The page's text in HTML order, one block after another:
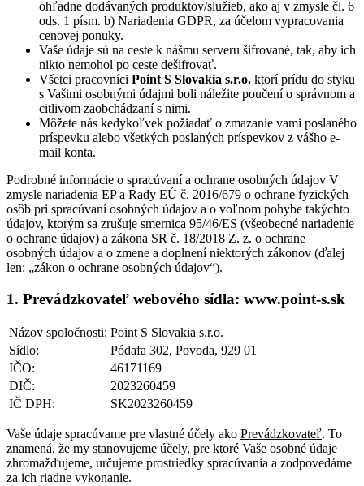
ohľadne dodávaných produktov/služieb, ako aj v zmysle čl. 6
ods. 1 písm. b) Nariadenia GDPR, za účelom vypracovania
cenovej ponuky.
Vaše údaje sú na ceste k nášmu serveru šifrované, tak, aby ich
nikto nemohol po ceste dešifrovať.
Všetci pracovníci Point S Slovakia s.r.o. ktorí prídu do styku
s Vašimi osobnými údajmi boli náležite poučení o správnom a
citlivom zaobchádzaní s nimi.
Môžete nás kedykoľvek požiadať o zmazanie vami poslaného
príspevku alebo všetkých poslaných príspevkov z vášho e-
mail konta.
Podrobné informácie o spracúvaní a ochrane osobných údajov V
zmysle nariadenia EP a Rady EÚ č. 2016/679 o ochrane fyzických
osôb pri spracúvaní osobných údajov a o voľnom pohybe takýchto
údajov, ktorým sa zrušuje smernica 95/46/ES (všeobecné nariadenie
o ochrane údajov) a zákona SR č. 18/2018 Z. z. o ochrane
osobných údajov a o zmene a doplnení niektorých zákonov (ďalej
len: „zákon o ochrane osobných údajov“).
1. Prevádzkovateľ webového sídla: www.point-s.sk
Názov spoločnosti: Point S Slovakia s.r.o.
Sídlo:
Pódafa 302, Povoda, 929 01
IČO:
46171169
DIČ:
2023260459
IČ DPH:
SK2023260459
Vaše údaje spracúvame pre vlastné účely ako Prevádzkovateľ. To
znamená, že my stanovujeme účely, pre ktoré Vaše osobné údaje
zhromažďujeme, určujeme prostriedky spracúvania a zodpovedáme
za ich riadne vykonanie.